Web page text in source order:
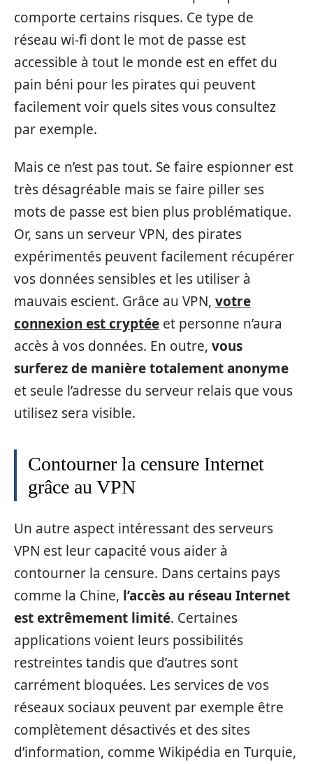
comporte certains risques. Ce type de
réseau wi-fi dont le mot de passe est
accessible à tout le monde est en effet du
pain béni pour les pirates qui peuvent
facilement voir quels sites vous consultez
par exemple.
Mais ce n’est pas tout. Se faire espionner est
très désagréable mais se faire piller ses
mots de passe est bien plus problématique.
Or, sans un serveur VPN, des pirates
expérimentés peuvent facilement récupérer
vos données sensibles et les utiliser à
mauvais escient. Grâce au VPN, votre
connexion est cryptée et personne n’aura
accès à vos données. En outre, vous
surferez de manière totalement anonyme
et seule l’adresse du serveur relais que vous
utilisez sera visible.
Contourner la censure Internet
grâce au VPN
Un autre aspect intéressant des serveurs
VPN est leur capacité vous aider à
contourner la censure. Dans certains pays
comme la Chine, l’accès au réseau Internet
est extrêmement limité. Certaines
applications voient leurs possibilités
restreintes tandis que d’autres sont
carrément bloquées. Les services de vos
réseaux sociaux peuvent par exemple être
complètement désactivés et des sites
d’information, comme Wikipédia en Turquie,